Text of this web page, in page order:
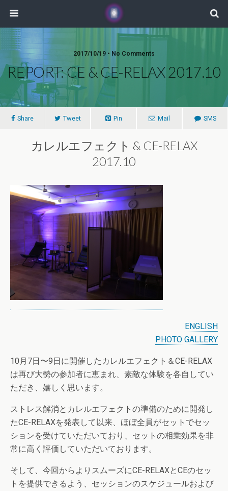
2017/10/19 • No Comments
REPORT: CE & CE-RELAX 2017.10
Share Tweet Pin Mail SMS
カレルエフェクト & CE-RELAX
2017.10
ENGLISH
PHOTO GALLERY
10月7日〜9日に開催したカレルエフェクト＆CE-RELAX
は再び大勢の参加者に恵まれ、素敵な体験を各自してい
ただき、嬉しく思います。
ストレス解消とカレルエフェクトの準備のために開発し
たCE-RELAXを発表して以来、ほぼ全員がセットでセッ
ションを受けていただいており、セットの相乗効果を非
常に高く評価していただいております。
そして、今回からよりスムーズにCE-RELAXとCEのセッ
トを提供できるよう、セッションのスケジュールおよび